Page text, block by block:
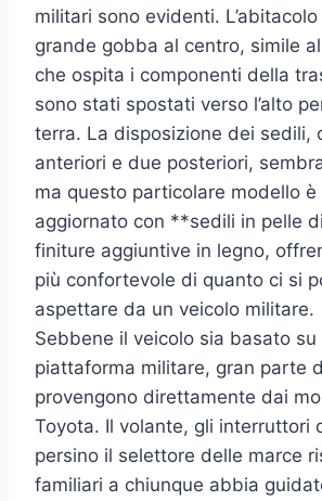
militari sono evidenti.
grande gobba al centro, simile
che ospita i componenti della
sono stati spostati verso l’alto
terra. La disposizione dei sedili,
anteriori e due posteriori,
ma questo particolare modello
aggiornato con **sedili in pelle
finiture aggiuntive in legno,
più confortevole di quanto ci si
aspettare da un veicolo militare.
Sebbene il veicolo sia basato su
piattaforma militare, gran parte
provengono direttamente dai
Toyota. Il volante, gli interruttori
persino il selettore delle marce
familiari a chiunque abbia